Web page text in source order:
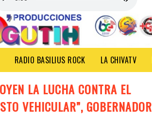
RADIO BASILIUS ROCK LA CHIVATV
LA LUCHA CONTRA EL
VEHICULAR”, GOBERNADOR